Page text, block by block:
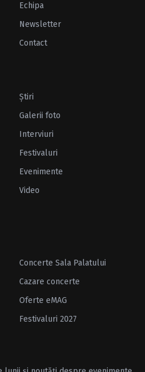
Echipa
Newsletter
Contact
Ştiri
Galerii foto
Interviuri
Festivaluri
Evenimente
Video
Concerte Sala Palatului
Cazare concerte
Oferte eMAG
Festivaluri 2027